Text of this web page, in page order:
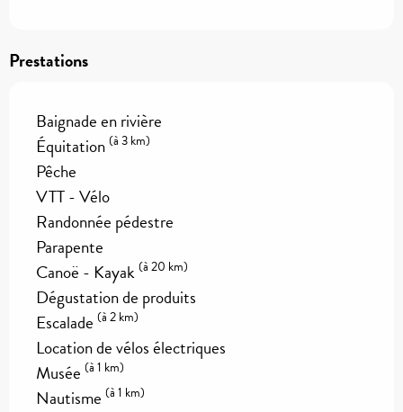
Prestations
Baignade en rivière
Équitation(à 3 km)
Pêche
VTT - Vélo
Randonnée pédestre
Parapente
Canoë - Kayak (à 20 km)
Dégustation de produits
Escalade (à 2 km)
Location de vélos électriques
Musée (à 1 km)
Nautisme (à 1 km)